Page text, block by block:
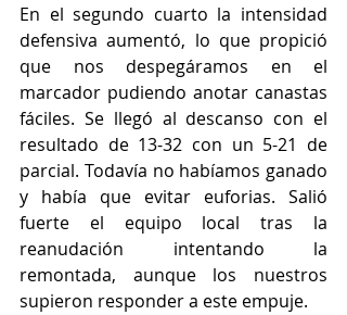
En el segundo cuarto la intensidad
defensiva aumentó, lo que propició
que nos despegáramos en el
marcador pudiendo anotar canastas
fáciles. Se llegó al descanso con el
resultado de 13-32 con un 5-21 de
parcial. Todavía no habíamos ganado
y había que evitar euforias. Salió
fuerte el equipo local tras la
reanudación intentando la
remontada, aunque los nuestros
supieron responder a este empuje.